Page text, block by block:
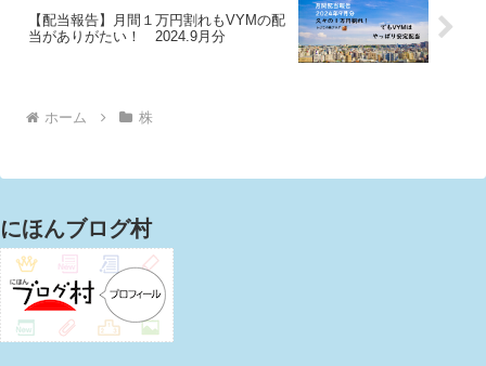
【配当報告】月間１万円割れもVYMの配
当がありがたい！ 2024.9月分
ホーム 株
にほんブログ村